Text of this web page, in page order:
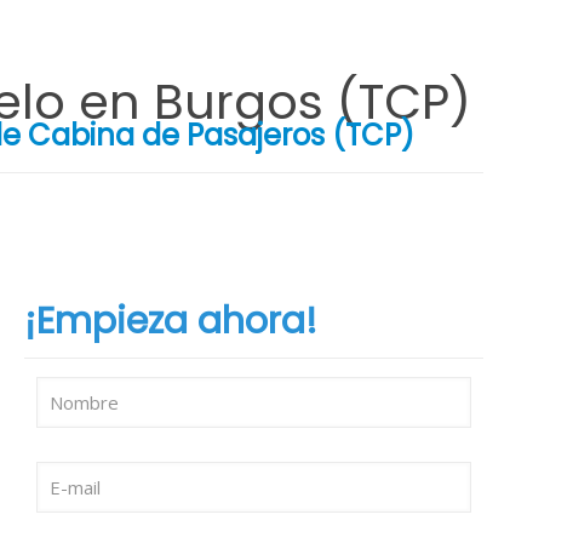
en Burgos (TCP)
Cabina de Pasajeros (TCP)
¡Empieza ahora!